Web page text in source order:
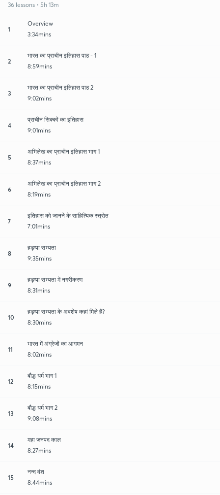
36 lessons • 5h 13m
1
Overview
3:34mins
2
भारत का प्राचीन इतिहास पाठ - 1
8:59mins
3
भारत का प्राचीन इतिहास पाठ 2
9:02mins
4
प्राचीन सिक्कों का इतिहास
9:01mins
5
अभिलेख का प्राचीन इतिहास भाग 1
8:37mins
6
अभिलेख का प्राचीन इतिहास भाग 2
8:19mins
7
इतिहास को जानने के साहित्यिक स्त्रोत
7:01mins
8
हड़प्पा सभ्यता
9:35mins
9
हड़प्पा सभ्यता में नगरीकरण
8:31mins
10
हड़प्पा सभ्यता के अवशेष कहां मिले हैं?
8:30mins
11
भारत में अंग्रेजों का आगमन
8:02mins
12
बौद्ध धर्म भाग 1
8:15mins
13
बौद्ध धर्म भाग 2
9:08mins
14
महा जनपद काल
8:27mins
15
नन्द वंश
8:44mins